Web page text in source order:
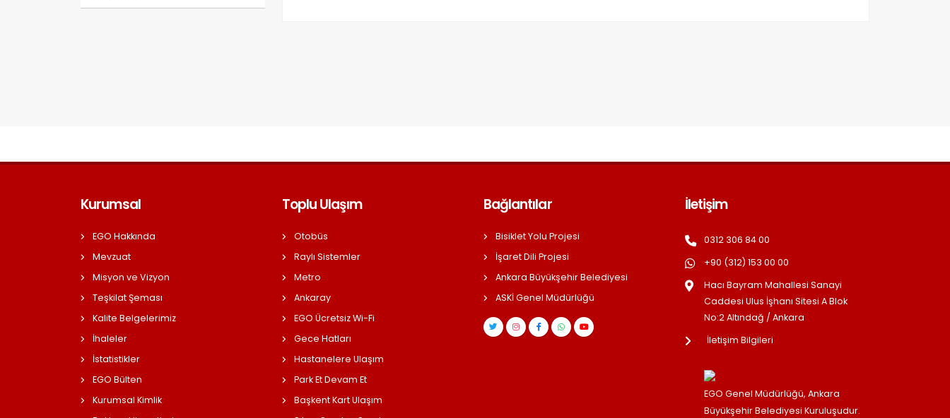
Kurumsal
EGO Hakkında
Mevzuat
Misyon ve Vizyon
Teşkilat Şeması
Kalite Belgelerimiz
İhaleler
İstatistikler
EGO Bülten
Kurumsal Kimlik
Toplu Ulaşım
Otobüs
Raylı Sistemler
Metro
Ankaray
EGO Ücretsiz Wi-Fi
Gece Hatları
Hastanelere Ulaşım
Park Et Devam Et
Başkent Kart Ulaşım
Bağlantılar
Bisiklet Yolu Projesi
İşaret Dili Projesi
Ankara Büyükşehir Belediyesi
ASKİ Genel Müdürlüğü
İletişim
0312 306 84 00
+90 (312) 153 00 00
Hacı Bayram Mahallesi Sanayi
Caddesi Ulus İşhanı Sitesi A Blok
No:2 Altındağ / Ankara
İletişim Bilgileri
EGO Genel Müdürlüğü, Ankara
Büyükşehir Belediyesi Kuruluşudur.